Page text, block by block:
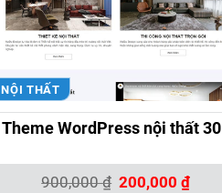
NỘI THẤT
Theme WordPress nội thất 30
900,000₫ Giá
200,000₫Giá